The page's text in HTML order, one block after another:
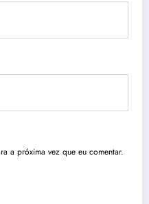
a próxima vez que eu comentar.